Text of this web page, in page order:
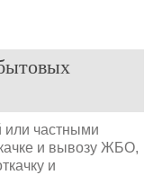
или частными
и вывозу ЖБО,
и